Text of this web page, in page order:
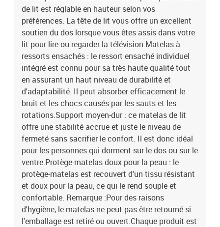
de lit est réglable en hauteur selon vos
préférences. La tête de lit vous offre un excellent
soutien du dos lorsque vous êtes assis dans votre
lit pour lire ou regarder la télévision.Matelas à
ressorts ensachés : le ressort ensaché individuel
intégré est connu pour sa très haute qualité tout
en assurant un haut niveau de durabilité et
d'adaptabilité. Il peut absorber efficacement le
bruit et les chocs causés par les sauts et les
rotations.Support moyen-dur : ce matelas de lit
offre une stabilité accrue et juste le niveau de
fermeté sans sacrifier le confort. Il est donc idéal
pour les personnes qui dorment sur le dos ou sur le
ventre.Protège-matelas doux pour la peau : le
protège-matelas est recouvert d'un tissu résistant
et doux pour la peau, ce qui le rend souple et
confortable. Remarque :Pour des raisons
d'hygiène, le matelas ne peut pas être retourné si
l'emballage est retiré ou ouvert.Chaque produit est